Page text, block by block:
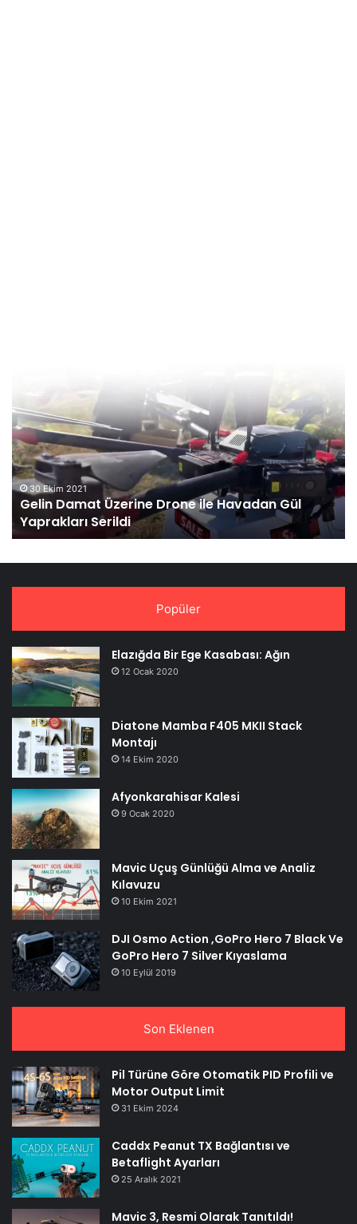
Drone
ile
Havadan
Gül
Yaprakları
Serildi
30 Ekim 2021
Gelin Damat Üzerine Drone ile Havadan Gül
Yaprakları Serildi
Popüler
Elazığda Bir Ege Kasabası: Ağın
12 Ocak 2020
Diatone Mamba F405 MKII Stack
Montajı
14 Ekim 2020
Afyonkarahisar Kalesi
9 Ocak 2020
Mavic Uçuş Günlüğü Alma ve Analiz
Kılavuzu
10 Ekim 2021
DJI Osmo Action ,GoPro Hero 7 Black Ve
GoPro Hero 7 Silver Kıyaslama
10 Eylül 2019
Son Eklenen
Pil Türüne Göre Otomatik PID Profili ve
Motor Output Limit
31 Ekim 2024
Caddx Peanut TX Bağlantısı ve
Betaflight Ayarları
25 Aralık 2021
Mavic 3, Resmi Olarak Tanıtıldı!